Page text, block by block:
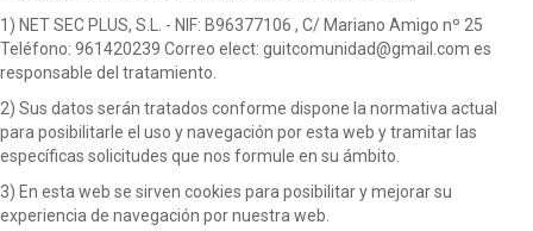
1) NET SEC PLUS, S.L. - NIF: B96377106 , C/ Mariano Amigo nº 25
Teléfono: 961420239 Correo elect: guitcomunidad@gmail.com es
responsable del tratamiento.
2) Sus datos serán tratados conforme dispone la normativa actual
para posibilitarle el uso y navegación por esta web y tramitar las
específicas solicitudes que nos formule en su ámbito.
3) En esta web se sirven cookies para posibilitar y mejorar su
experiencia de navegación por nuestra web.